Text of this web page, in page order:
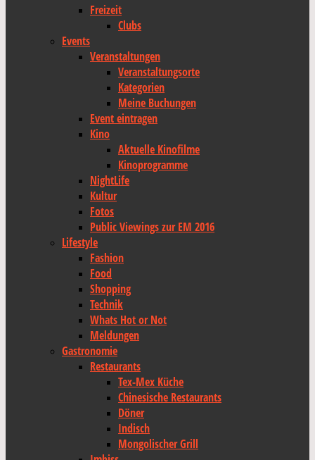
Freizeit
Clubs
Events
Veranstaltungen
Veranstaltungsorte
Kategorien
Meine Buchungen
Event eintragen
Kino
Aktuelle Kinofilme
Kinoprogramme
NightLife
Kultur
Fotos
Public Viewings zur EM 2016
Lifestyle
Fashion
Food
Shopping
Technik
Whats Hot or Not
Meldungen
Gastronomie
Restaurants
Tex-Mex Küche
Chinesische Restaurants
Döner
Indisch
Mongolischer Grill